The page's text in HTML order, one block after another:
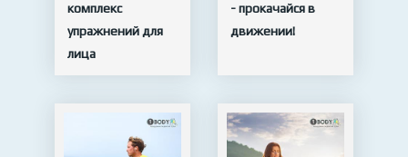
комплекс
упражнений для
лица
- прокачайся в
движении!